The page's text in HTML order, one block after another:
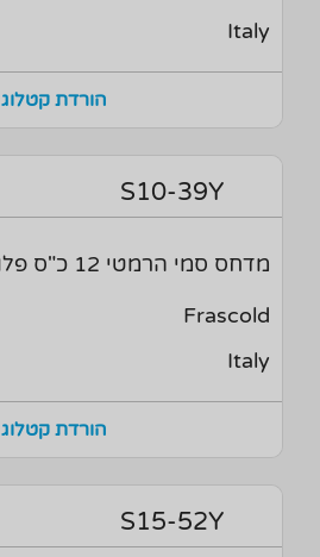
Italy
הורדת קטלוג
S10-39Y
מדחס סמי הרמטי 12 כ"ס פלוס איטלקי
Frascold
Italy
הורדת קטלוג
S15-52Y